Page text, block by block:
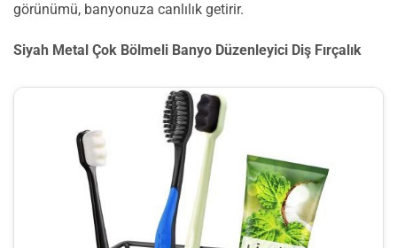
görünümü, banyonuza canlılık getirir.
Siyah Metal Çok Bölmeli Banyo Düzenleyici Diş Fırçalık